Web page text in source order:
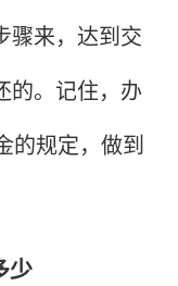
骤来，达到交
的。记住，办
的规定，做到
少